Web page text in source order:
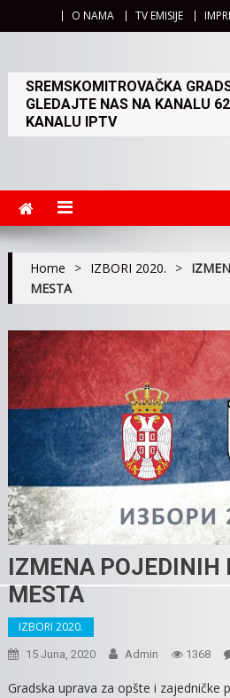
O NAMA TV EMISIJE
SREMSKOMITROVAČKA
GLEDAJTE NAS NA KANALU
KANALU IPTV
Home > IZBORI 2020. >
MESTA
IZMENA POJEDINIH
MESTA
IZBORI 2020.
15 Juna, 2020 Admin 1368
Gradska uprava za opšte i zajedničke